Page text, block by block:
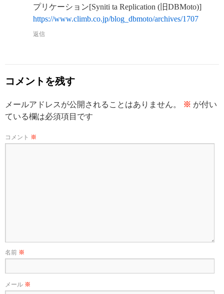
プリケーション[Syniti ta Replication (旧DBMoto)]
https://www.climb.co.jp/blog_dbmoto/archives/1707
返信
コメントを残す
メールアドレスが公開されることはありません。 ※ が付い
ている欄は必須項目です
コメント ※
名前 ※
メール ※